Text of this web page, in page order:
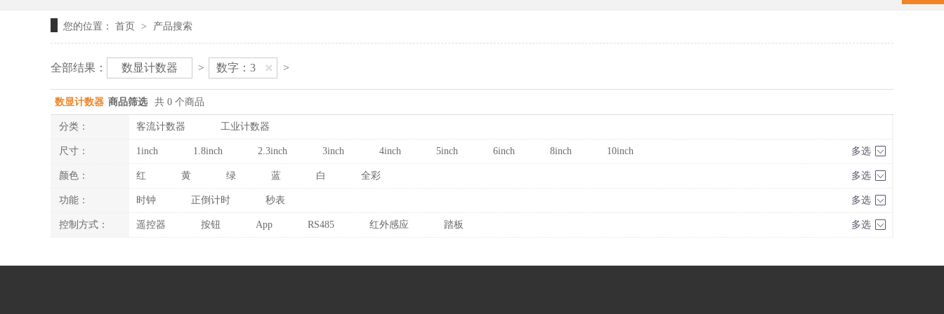
您的位置： 首页 > 产品搜索
全部结果： 数显计数器 > 数字：3 >
数显计数器 商品筛选 共 0 个商品
分类： 客流计数器 工业计数器
尺寸： 1inch 1.8inch 2.3inch 3inch 4inch 5inch 6inch 8inch 10inch 多选
颜色： 红 黄 绿 蓝 白 全彩 多选
功能： 时钟 正倒计时 秒表 多选
控制方式： 遥控器 按钮 App RS485 红外感应 踏板 多选